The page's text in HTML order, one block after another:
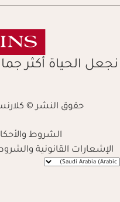
نجعل الحياة أكثر
حقوق النشر ©
الشروط
الإشعارات القانونية
Navigates to